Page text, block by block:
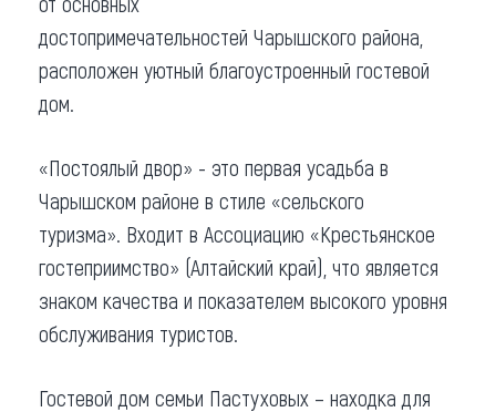
достопримечательностей Чарышского района,
расположен уютный благоустроенный гостевой
дом.
«Постоялый двор» - это первая усадьба в
Чарышском районе в стиле «сельского
туризма». Входит в Ассоциацию «Крестьянское
гостеприимство» (Алтайский край), что является
знаком качества и показателем высокого уровня
обслуживания туристов.
Гостевой дом семьи Пастуховых – находка для